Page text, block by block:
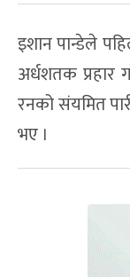
इशान पान्डेले
अर्धशतक
रनको संयमित
भए ।